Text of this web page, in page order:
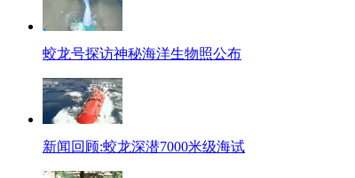
蛟龙号探访神秘海洋生物照公布
新闻回顾:蛟龙深潜7000米级海试